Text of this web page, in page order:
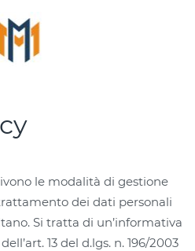
le modalità di gestione
dei dati personali
Si tratta di un’informativa
13 del d.lgs. n. 196/2003